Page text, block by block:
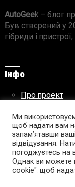
AutoGeek– блог
Був створений у
гібриди і
Інфо
Про проект
Правила
Підпишись на
facebooktwitter
Ми
щоб надати вам
запам’ятавши
відвідування.
погоджуєтесь на
Однак ви можете
cookie", щоб